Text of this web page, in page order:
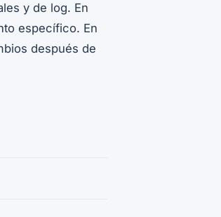
y de log. En
específico. En
después de